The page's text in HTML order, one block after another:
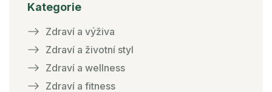
Kategorie
Zdraví a výživa
Zdraví a životní styl
Zdraví a wellness
Zdraví a fitness